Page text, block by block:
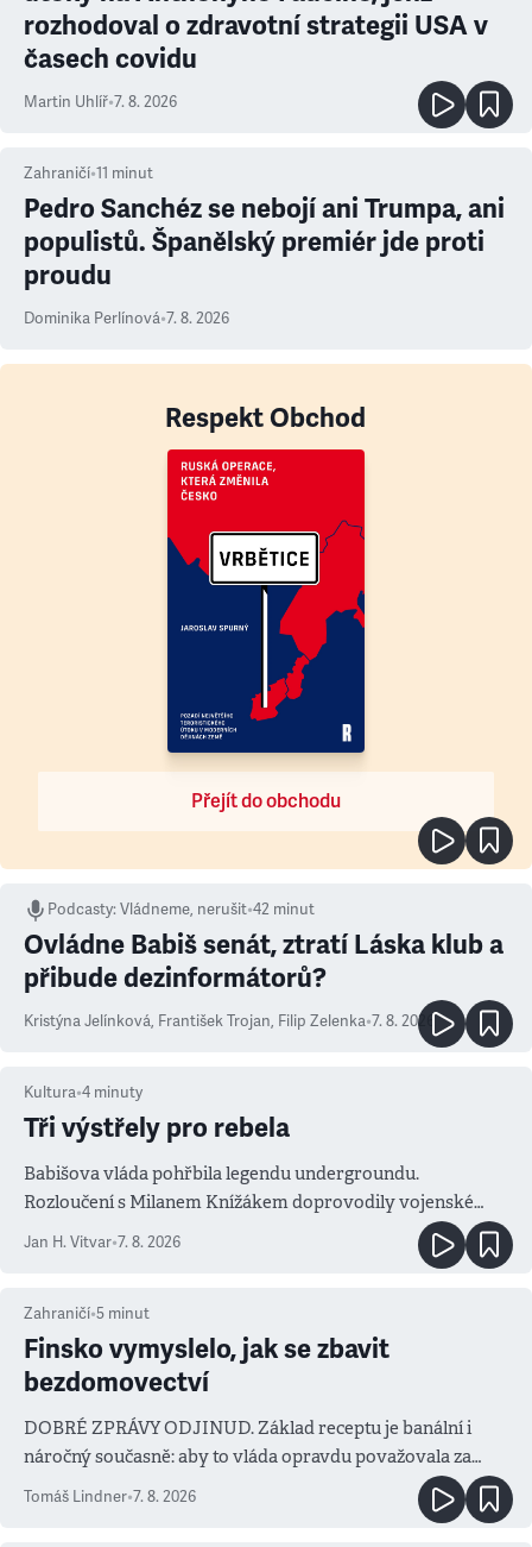
rozhodoval o zdravotní strategii USA v
časech covidu
Martin Uhlíř•7. 8. 2026
Zahraničí•11 minut
Pedro Sanchéz se nebojí ani Trumpa, ani
populistů. Španělský premiér jde proti
proudu
Dominika Perlínová•7. 8. 2026
Respekt Obchod
Přejít do obchodu
Podcasty:Vládneme, nerušit•42 minut
Ovládne Babiš senát, ztratí Láska klub a
přibude dezinformátorů?
Kristýna Jelínková, František Trojan, Filip Zelenka•7. 8. 2026
Kultura•4 minuty
Tři výstřely pro rebela
Babišova vláda pohřbila legendu undergroundu.
Rozloučení s Milanem Knížákem doprovodily vojenské
salvy i kritika pokrokářů
Jan H. Vitvar•7. 8. 2026
Zahraničí•5 minut
Finsko vymyslelo, jak se zbavit
bezdomovectví
DOBRÉ ZPRÁVY ODJINUD. Základ receptu je banální i
náročný současně: aby to vláda opravdu považovala za
prioritu
Tomáš Lindner•7. 8. 2026